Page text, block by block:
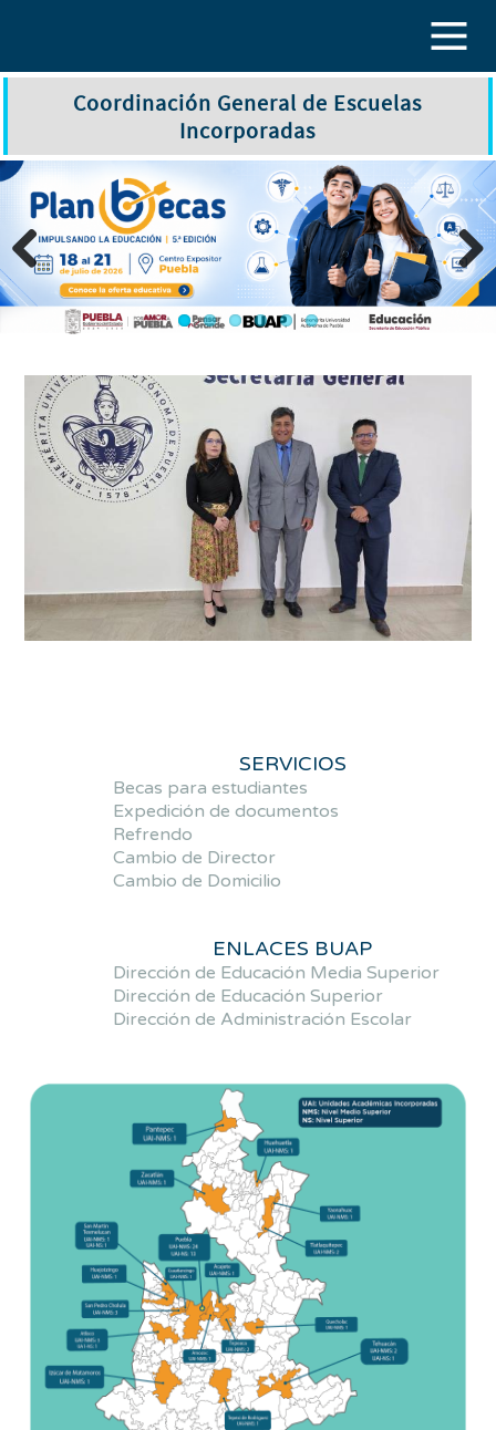
Coordinación General de Escuelas
Incorporadas
Previous Next
SERVICIOS
Becas para estudiantes
Expedición de documentos
Refrendo
Cambio de Director
Cambio de Domicilio
ENLACES BUAP
Dirección de Educación Media Superior
Dirección de Educación Superior
Dirección de Administración Escolar